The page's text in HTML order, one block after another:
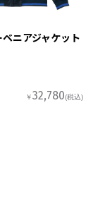
ニアジャケット
￥32,780(税込)